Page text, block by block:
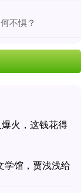
不惧？
火，这钱花得
学馆，贾浅浅给